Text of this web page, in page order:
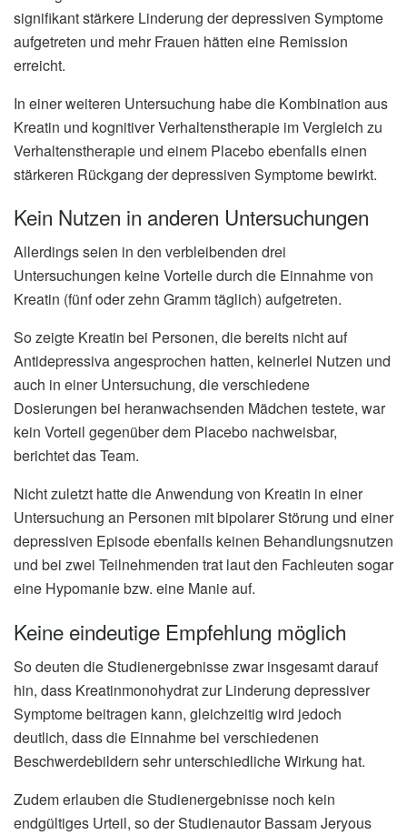
signifikant stärkere Linderung der depressiven Symptome
aufgetreten und mehr Frauen hätten eine Remission
erreicht.
In einer weiteren Untersuchung habe die Kombination aus
Kreatin und kognitiver Verhaltenstherapie im Vergleich zu
Verhaltenstherapie und einem Placebo ebenfalls einen
stärkeren Rückgang der depressiven Symptome bewirkt.
Kein Nutzen in anderen Untersuchungen
Allerdings seien in den verbleibenden drei
Untersuchungen keine Vorteile durch die Einnahme von
Kreatin (fünf oder zehn Gramm täglich) aufgetreten.
So zeigte Kreatin bei Personen, die bereits nicht auf
Antidepressiva angesprochen hatten, keinerlei Nutzen und
auch in einer Untersuchung, die verschiedene
Dosierungen bei heranwachsenden Mädchen testete, war
kein Vorteil gegenüber dem Placebo nachweisbar,
berichtet das Team.
Nicht zuletzt hatte die Anwendung von Kreatin in einer
Untersuchung an Personen mit bipolarer Störung und einer
depressiven Episode ebenfalls keinen Behandlungsnutzen
und bei zwei Teilnehmenden trat laut den Fachleuten sogar
eine Hypomanie bzw. eine Manie auf.
Keine eindeutige Empfehlung möglich
So deuten die Studienergebnisse zwar insgesamt darauf
hin, dass Kreatinmonohydrat zur Linderung depressiver
Symptome beitragen kann, gleichzeitig wird jedoch
deutlich, dass die Einnahme bei verschiedenen
Beschwerdebildern sehr unterschiedliche Wirkung hat.
Zudem erlauben die Studienergebnisse noch kein
endgültiges Urteil, so der Studienautor Bassam Jeryous